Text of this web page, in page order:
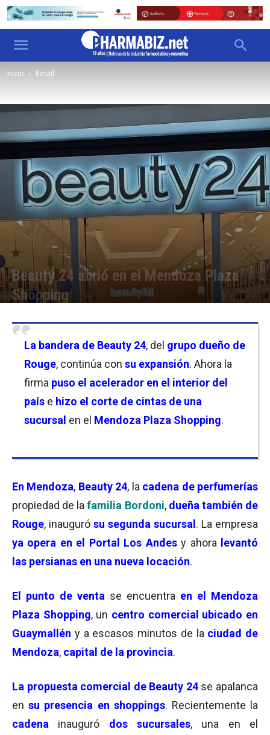
Inicio Retail
Beauty 24 abrió en el Mendoza Plaza
Shopping
La bandera de Beauty 24, del grupo dueño de
Rouge, continúa con su expansión. Ahora la
firma puso el acelerador en el interior del
país e hizo el corte de cintas de una
sucursal en el Mendoza Plaza Shopping.
En Mendoza, Beauty 24, la cadena de perfumerías
propiedad de lafamilia Bordoni, dueña también de
Rouge, inauguró su segunda sucursal . La empresa
ya opera en el Portal Los Andes y ahora levantó
las persianas en una nueva locación.
El punto de venta se encuentra en el Mendoza
Plaza Shopping, un centro comercial ubicado en
Guaymallén y a escasos minutos de la ciudad de
Mendoza, capital de la provincia.
La propuesta comercial de Beauty 24se apalanca
ensu presencia en shoppings. Recientemente la
cadena inauguró dos sucursales, una en el